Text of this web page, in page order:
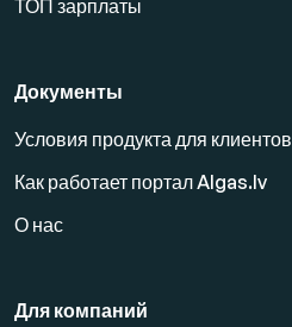
ТОП зарплаты
Документы
Условия продукта для клиентов
Как работает портал Algas.lv
О нас
Для компаний